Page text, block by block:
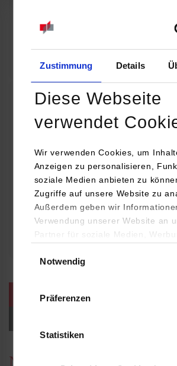
Zustimmung Details
Diese Webseite
verwendet
Wir verwenden Cookies, um
Anzeigen zu personalisieren,
soziale Medien anbieten zu
Zugriffe auf unsere Website zu
Außerdem geben wir
Verwendung unserer Website an
Partner für soziale Medien,
YouTube, Google Maps) führen
Daten zusammen, die Sie ihnen
haben oder die sie im Rahmen
Notwendig
Präferenzen
Statistiken
Online INDIS-Infoveranstaltung für
Zum Event
Technologietag: Clean Urban
nachhaltige Mobilität im
16.09.2026 - 17.09.2026
Im Mittelpunkt stehen elektrische
Batterietechnologien und innovative
nachhaltige Mobilität in Stadt und…
weitere Veranstaltungen / Termine